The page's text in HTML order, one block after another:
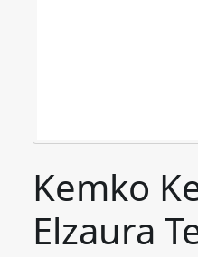
Kemko
Elzaura